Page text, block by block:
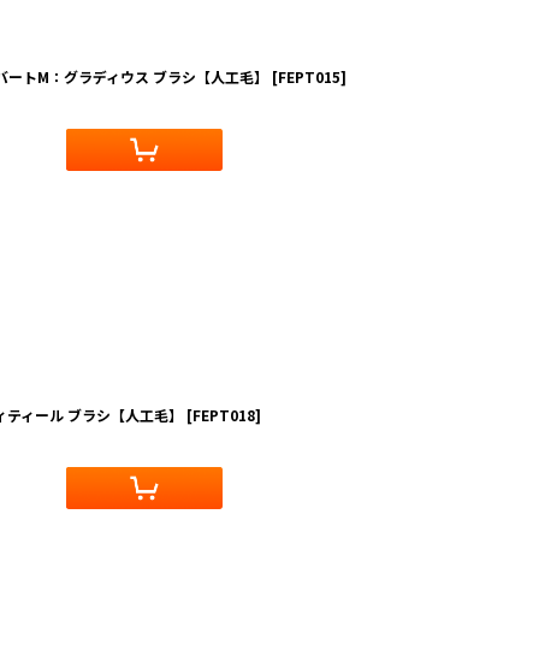
トM：グラディウス ブラシ【人工毛】 [FEPT015]
ィール ブラシ【人工毛】 [FEPT018]